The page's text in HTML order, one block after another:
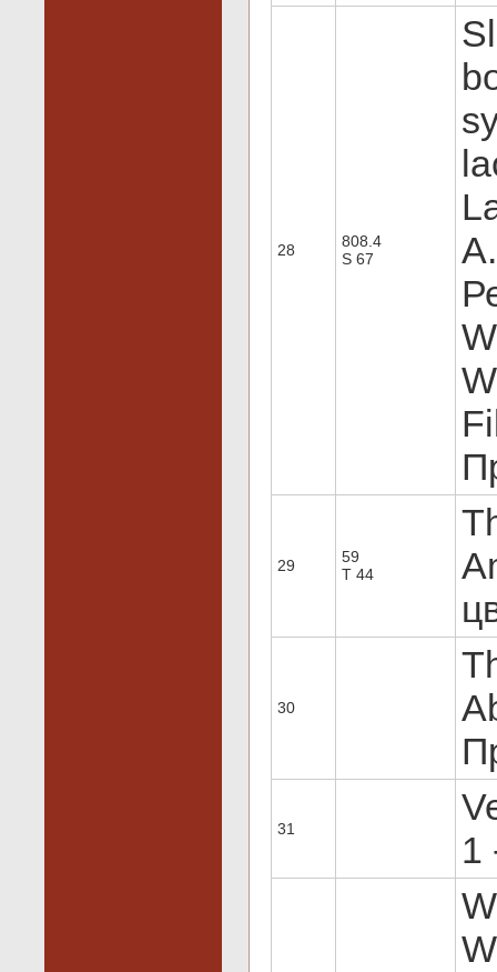
28
808.4
S 67
29
59
T 44
30
31
1